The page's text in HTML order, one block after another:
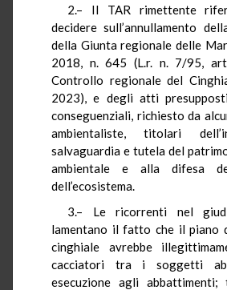
2.– Il TAR rimettente
decidere sull’annullamento
della Giunta regionale delle
2018, n. 645 (L.r. n. 7/95,
Controllo regionale del
2023), e degli atti
conseguenziali, richiesto da
ambientaliste, titolari
salvaguardia e tutela del
ambientale e alla difesa
dell’ecosistema.
3.– Le ricorrenti nel
lamentano il fatto che il piano
cinghiale avrebbe
cacciatori tra i soggetti
esecuzione agli abbattimenti;